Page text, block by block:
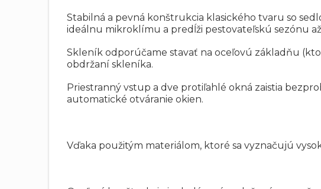
Stabilná a pevná konštrukcia klasického tvaru so
ideálnu mikroklímu a predĺži pestovateľskú sezónu
Skleník odporúčame stavať na oceľovú základňu
obdržaní skleníka.
Priestranný vstup a dve protiľahlé okná zaistia
automatické otváranie okien.
Vďaka použitým materiálom, ktoré sa vyznačujú